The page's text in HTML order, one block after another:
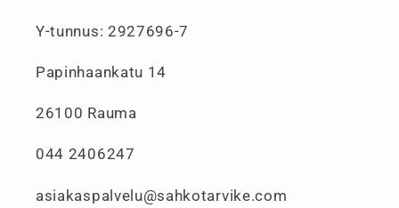
Y-tunnus: 2927696-7
Papinhaankatu 14
26100 Rauma
044 2406247
asiakaspalvelu@sahkotarvike.com